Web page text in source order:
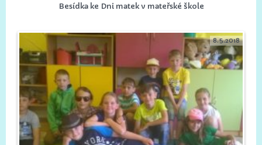
Besídka ke Dni matek v mateřské škole
8.5.2018